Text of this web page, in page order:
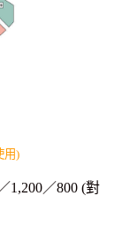
用)
1,200／800 (對